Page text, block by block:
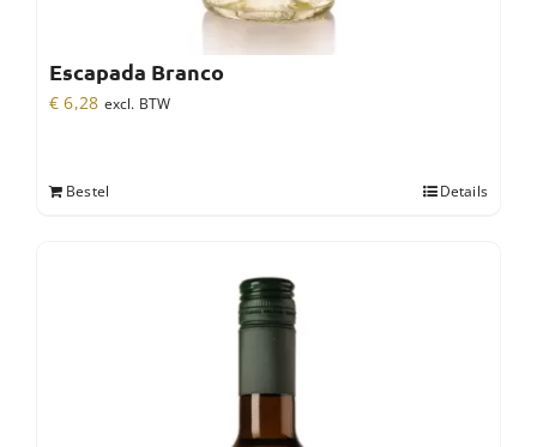
Escapada Branco
€ 6,28 excl. BTW
Bestel Details